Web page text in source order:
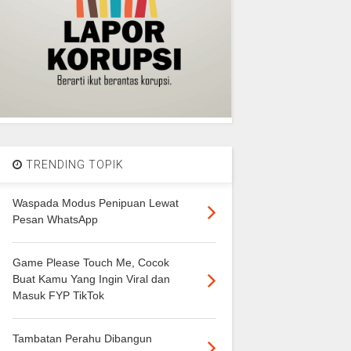
TRENDING TOPIK
Waspada Modus Penipuan Lewat
Pesan WhatsApp
Game Please Touch Me, Cocok
Buat Kamu Yang Ingin Viral dan
Masuk FYP TikTok
Tambatan Perahu Dibangun